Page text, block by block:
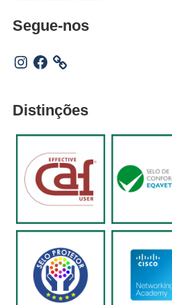
Segue-nos
Instagram
Facebook
Distinções